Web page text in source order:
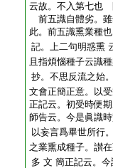
云故。不入第七也
前五識自體劣。
此。前五識熏業種也
記。上二句明惑熏
且指煩惱種子云識
抄。不思反流之始
文會正簡正意。以
正記云。初受時便
師告云。今是眞識
以妄言爲畢世所行
之業熏成種子。讃
多 文 簡正記云。